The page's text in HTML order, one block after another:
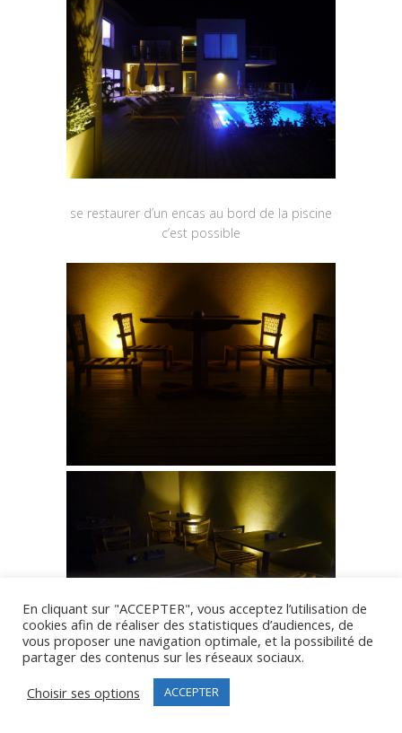
se restaurer d’un encas au bord de la piscine
c’est possible
la cuisine où se prend le petit déjeuner
En cliquant sur "ACCEPTER", vous acceptez l’utilisation de
cookies afin de réaliser des statistiques d’audiences, de
vous proposer une navigation optimale, et la possibilité de
partager des contenus sur les réseaux sociaux.
Choisir ses options
ACCEPTER